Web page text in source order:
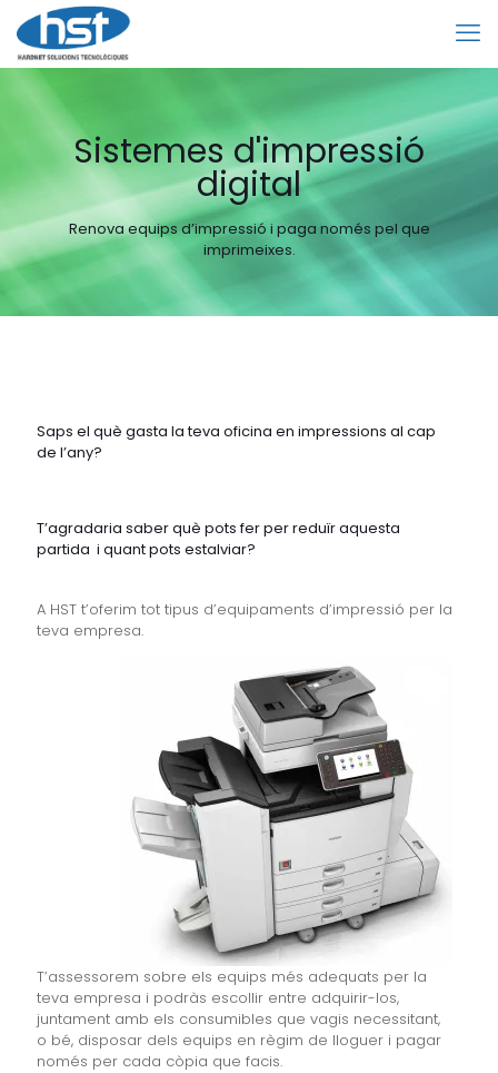
Sistemes d'impressió
digital
Renova equips d’impressió i paga només pel que
imprimeixes.
Saps el què gasta la teva oficina en impressions al cap
de l’any?
T’agradaria saber què pots fer per reduïr aquesta
partida i quant pots estalviar?
A HST t’oferim tot tipus d’equipaments d’impressió per la
teva empresa.
T’assessorem sobre els equips més adequats per la
teva empresa i podràs escollir entre adquirir-los,
juntament amb els consumibles que vagis necessitant,
o bé, disposar dels equips en règim de lloguer i pagar
només per cada còpia que facis.